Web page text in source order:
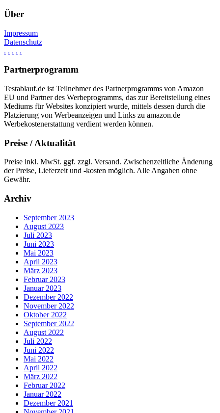
Über
Impressum
Datenschutz
. . . . .
Partnerprogramm
Testablauf.de ist Teilnehmer des Partnerprogramms von Amazon
EU und Partner des Werbeprogramms, das zur Bereitstellung eines
Mediums für Websites konzipiert wurde, mittels dessen durch die
Platzierung von Werbeanzeigen und Links zu amazon.de
Werbekostenerstattung verdient werden können.
Preise / Aktualität
Preise inkl. MwSt. ggf. zzgl. Versand. Zwischenzeitliche Änderung
der Preise, Lieferzeit und -kosten möglich. Alle Angaben ohne
Gewähr.
Archiv
September 2023
August 2023
Juli 2023
Juni 2023
Mai 2023
April 2023
März 2023
Februar 2023
Januar 2023
Dezember 2022
November 2022
Oktober 2022
September 2022
August 2022
Juli 2022
Juni 2022
Mai 2022
April 2022
März 2022
Februar 2022
Januar 2022
Dezember 2021